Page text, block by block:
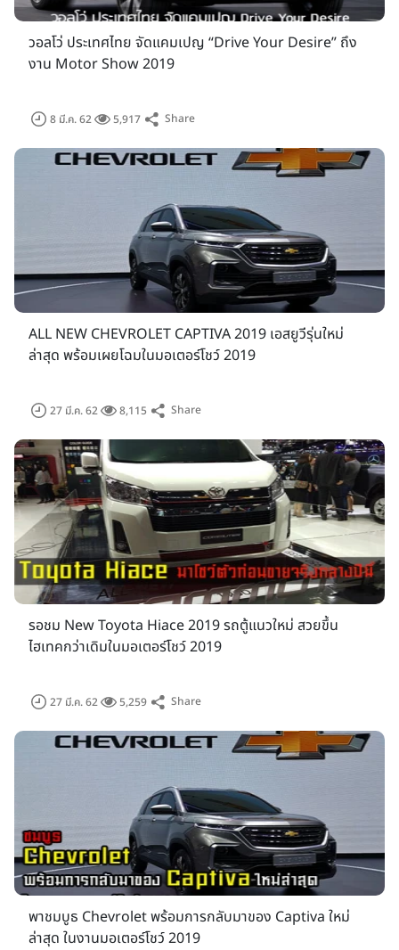
ภาพประกอบจากงาน Motor Show 2019
ญี่ปุ่น Toyota, Lexus, Nissan, Honda, Mitsubishi, Isuzu,
Mazda, Subaru, Suzuki แบรนด์รถเกาหลี 2 ค่าย คือ KIA,
Hyundai แบรนด์รถยุโรปและรถอเมริกัน เช่น Audi, Aston
Martin, BMW, Bentley, Chevrolet, Ford, Jaguar, Land
Rover, Lamborghini, Mercedes-Benz, MINI, Maserati,
McLaren, Porsche, Rolls-Royce, Volvo พร้อมด้วยแบรนด์ผู้
จำหน่ายรถไฟฟ้าอย่าง FOMM, MIND
วอลโว่ ประเทศไทย จัดแคมเปญ “Drive Your Desire” ถึง
งาน Motor Show 2019
8 มี.ค. 62 5,917 Share
ALL NEW CHEVROLET CAPTIVA 2019 เอสยูวีรุ่นใหม่
ล่าสุด พร้อมเผยโฉมในมอเตอร์โชว์ 2019
27 มี.ค. 62 8,115 Share
รอชม New Toyota Hiace 2019 รถตู้แนวใหม่ สวยขึ้น
ไฮเทคกว่าเดิมในมอเตอร์โชว์ 2019
27 มี.ค. 62 5,259 Share
พาชมบูธ Chevrolet พร้อมการกลับมาของ Captiva ใหม่
ล่าสุด ในงานมอเตอร์โชว์ 2019